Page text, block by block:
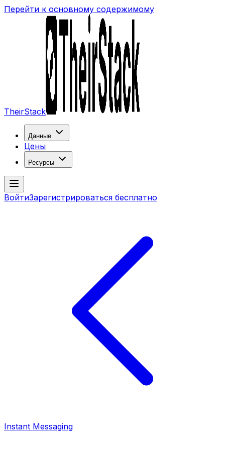
Перейти к основному содержимому
TheirStack
Данные
Цены
Ресурсы
ВойтиЗарегистрироваться бесплатно
Instant Messaging